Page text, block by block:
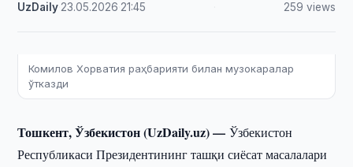
UzDaily 23.05.2026 21:45 259 views
Комилов Хорватия раҳбарияти билан музокаралар
ўтказди
Тошкент, Ўзбекистон (UzDaily.uz) —Ўзбекистон
Республикаси Президентининг ташқи сиёсат масалалари